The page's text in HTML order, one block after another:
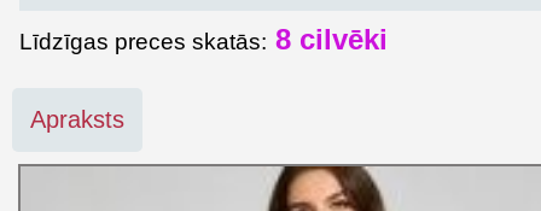
Līdzīgas preces skatās: 8 cilvēki
Apraksts